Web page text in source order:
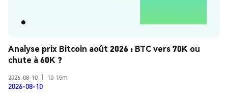
Analyse prix Bitcoin août 2026 : BTC vers 70K ou
chute à 60K ?
2026-08-10 10-15m
2026-08-10